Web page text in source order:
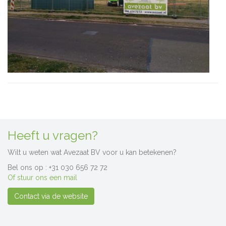
Heeft u vragen?
Wilt u weten wat Avezaat BV voor u kan betekenen?
Bel ons op : +31 030 656 72 72
Of stuur ons een mail
Contact via de website